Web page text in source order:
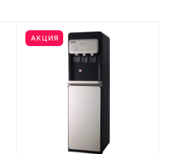
АКЦИЯ